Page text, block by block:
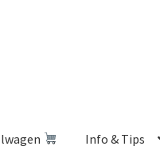
Info & Tips